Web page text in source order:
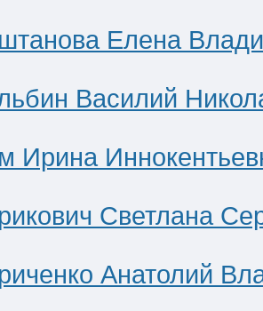
Елена
Василий
Ирина
Светлана
Анатолий